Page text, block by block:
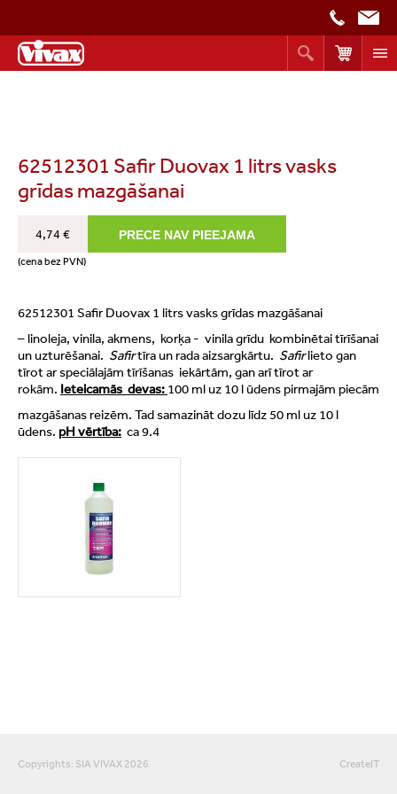
62512301 Safir Duovax 1 litrs vasks
grīdas mazgāšanai
4,74 €
(cena bez PVN)
62512301 Safir Duovax 1 litrs vasks grīdas mazgāšanai
– linoleja, vinila, akmens, korķa - vinila grīdu kombinētai tīrīšanai
un uzturēšanai. Safirtīra un rada aizsargkārtu. Safirlieto gan
tīrot ar speciālajām tīrīšanas iekārtām, gan arī tīrot ar
rokām. Ieteicamās devas: 100 ml uz 10 l ūdens pirmajām piecām
mazgāšanas reizēm. Tad samazināt dozu līdz 50 ml uz 10 l
ūdens. pH vērtība: ca 9.4
Copyrights: SIA VIVAX 2026 CreateIT